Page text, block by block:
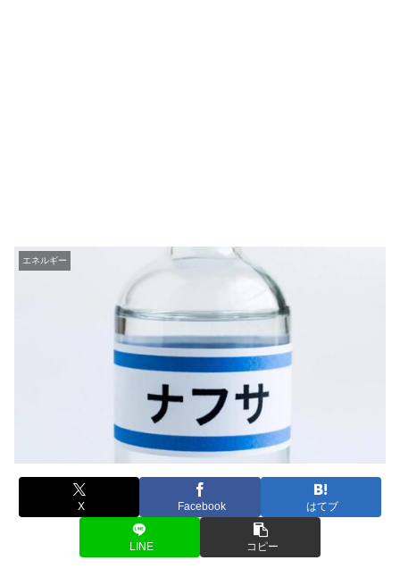
エネルギー
X Facebook はてブ
LINE コピー